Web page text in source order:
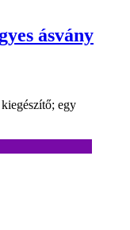
ásvány
egy